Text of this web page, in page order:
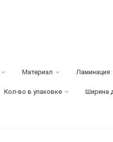
Материал Ламинация
Кол-во в упаковке Ширина